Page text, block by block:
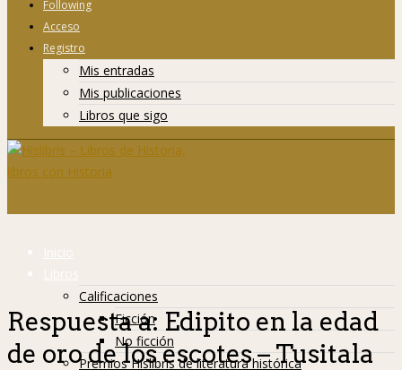
Following
Acceso
Registro
Mis entradas
Mis publicaciones
Libros que sigo
Inicio
Libros
Calificaciones
Ficción
No ficción
Premios Hislibris de literatura histórica
Respuesta a: Edipito en la edad
de oro de los escotes – Tusitala